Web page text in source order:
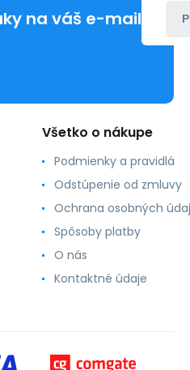
na váš e-mail
Všetko o nákupe
Podmienky a pravidlá
Odstúpenie od zmluvy
Ochrana osobných
Spôsoby platby
O nás
Kontaktné údaje